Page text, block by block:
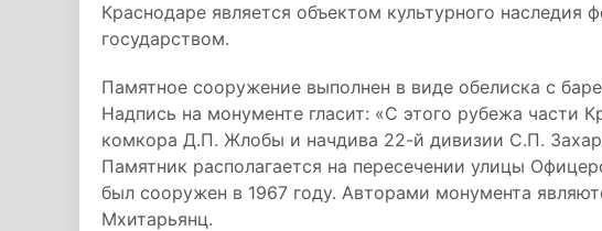
Краснодаре является объектом культурного наследия
государством.
Памятное сооружение выполнен в виде обелиска с
Надпись на монументе гласит: «С этого рубежа части
комкора Д.П. Жлобы и начдива 22-й дивизии С.П.
Памятник располагается на пересечении улицы
был сооружен в 1967 году. Авторами монумента
Мхитарьянц.